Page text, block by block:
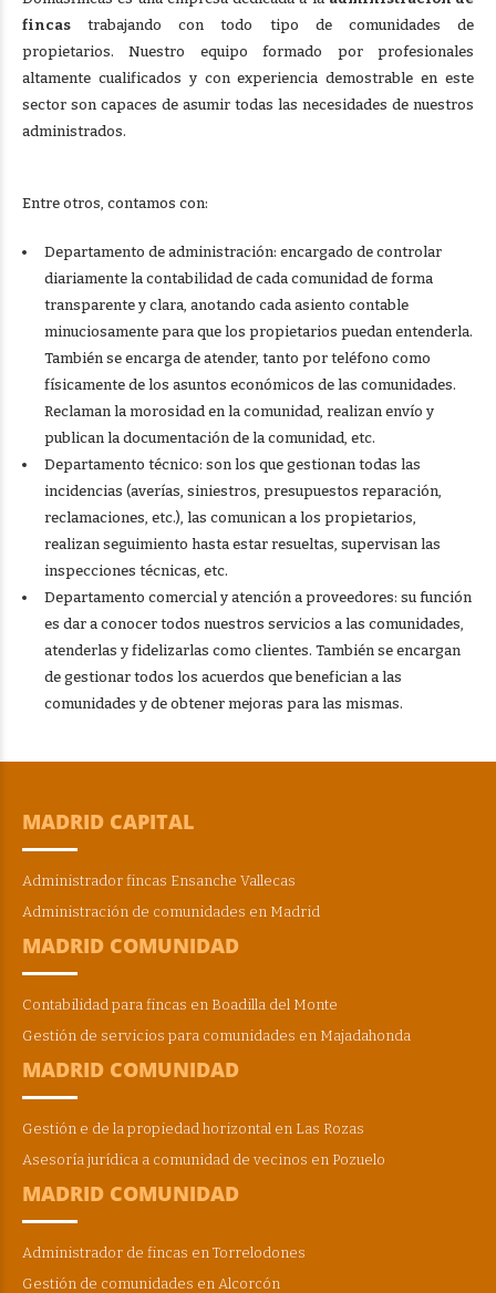
fincas trabajando con todo tipo de comunidades de
propietarios. Nuestro equipo formado por profesionales
altamente cualificados y con experiencia demostrable en este
sector son capaces de asumir todas las necesidades de nuestros
administrados.
Entre otros, contamos con:
Departamento de administración: encargado de controlar
diariamente la contabilidad de cada comunidad de forma
transparente y clara, anotando cada asiento contable
minuciosamente para que los propietarios puedan entenderla.
También se encarga de atender, tanto por teléfono como
físicamente de los asuntos económicos de las comunidades.
Reclaman la morosidad en la comunidad, realizan envío y
publican la documentación de la comunidad, etc.
Departamento técnico: son los que gestionan todas las
incidencias (averías, siniestros, presupuestos reparación,
reclamaciones, etc.), las comunican a los propietarios,
realizan seguimiento hasta estar resueltas, supervisan las
inspecciones técnicas, etc.
Departamento comercial y atención a proveedores: su función
es dar a conocer todos nuestros servicios a las comunidades,
atenderlas y fidelizarlas como clientes. También se encargan
de gestionar todos los acuerdos que benefician a las
comunidades y de obtener mejoras para las mismas.
MADRID CAPITAL
Administrador fincas Ensanche Vallecas
Administración de comunidades en Madrid
MADRID COMUNIDAD
Contabilidad para fincas en Boadilla del Monte
Gestión de servicios para comunidades en Majadahonda
MADRID COMUNIDAD
Gestión e de la propiedad horizontal en Las Rozas
Asesoría jurídica a comunidad de vecinos en Pozuelo
MADRID COMUNIDAD
Administrador de fincas en Torrelodones
Gestión de comunidades en Alcorcón